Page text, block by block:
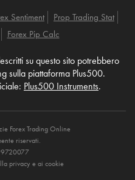
Sentiment
Prop Trading Stat
Forex Pip Calc
su questo sito potrebbero
sulla piattaforma Plus500.
Plus500 Instruments.
Forex Trading Online
riservati.
privacy e ai cookie